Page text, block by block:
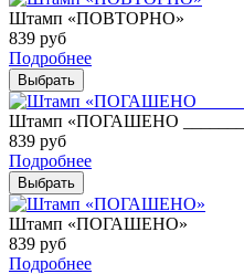
Штамп «ПОВТОРНО»
839 руб
Подробнее
Выбрать
Штамп «ПОГАШЕНО
839 руб
Подробнее
Выбрать
Штамп «ПОГАШЕНО»
839 руб
Подробнее